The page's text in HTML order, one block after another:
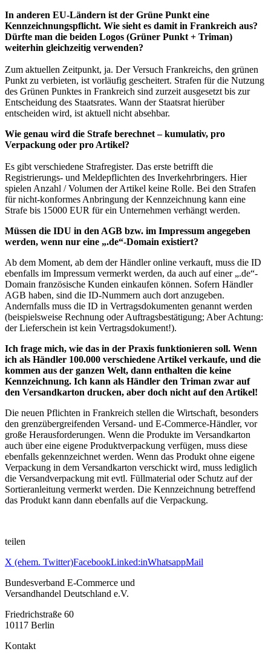
In anderen EU-Ländern ist der Grüne Punkt eine
Kennzeichnungspflicht. Wie sieht es damit in Frankreich aus?
Dürfte man die beiden Logos (Grüner Punkt + Triman)
weiterhin gleichzeitig verwenden?
Zum aktuellen Zeitpunkt, ja. Der Versuch Frankreichs, den grünen
Punkt zu verbieten, ist vorläufig gescheitert. Strafen für die Nutzung
des Grünen Punktes in Frankreich sind zurzeit ausgesetzt bis zur
Entscheidung des Staatsrates. Wann der Staatsrat hierüber
entscheiden wird, ist aktuell nicht absehbar.
Wie genau wird die Strafe berechnet – kumulativ, pro
Verpackung oder pro Artikel?
Es gibt verschiedene Strafregister. Das erste betrifft die
Registrierungs- und Meldepflichten des Inverkehrbringers. Hier
spielen Anzahl / Volumen der Artikel keine Rolle. Bei den Strafen
für nicht-konformes Anbringung der Kennzeichnung kann eine
Strafe bis 15000 EUR für ein Unternehmen verhängt werden.
Müssen die IDU in den AGB bzw. im Impressum angegeben
werden, wenn nur eine „.de“-Domain existiert?
Ab dem Moment, ab dem der Händler online verkauft, muss die ID
ebenfalls im Impressum vermerkt werden, da auch auf einer „.de“-
Domain französische Kunden einkaufen können. Sofern Händler
AGB haben, sind die ID-Nummern auch dort anzugeben.
Andernfalls muss die ID in Vertragsdokumenten genannt werden
(beispielsweise Rechnung oder Auftragsbestätigung; Aber Achtung:
der Lieferschein ist kein Vertragsdokument!).
Ich frage mich, wie das in der Praxis funktionieren soll. Wenn
ich als Händler 100.000 verschiedene Artikel verkaufe, und die
kommen aus der ganzen Welt, dann enthalten die keine
Kennzeichnung. Ich kann als Händler den Triman zwar auf
den Versandkarton drucken, aber doch nicht auf den Artikel!
Die neuen Pflichten in Frankreich stellen die Wirtschaft, besonders
den grenzübergreifenden Versand- und E-Commerce-Händler, vor
große Herausforderungen. Wenn die Produkte im Versandkarton
auch über eine eigene Produktverpackung verfügen, muss diese
ebenfalls gekennzeichnet werden. Wenn das Produkt ohne eigene
Verpackung in dem Versandkarton verschickt wird, muss lediglich
die Versandverpackung mit evtl. Füllmaterial oder Schutz auf der
Sortieranleitung vermerkt werden. Die Kennzeichnung betreffend
das Produkt kann dann ebenfalls auf die Verpackung.
teilen
X (ehem. Twitter)FacebookLinked:inWhatsappMail
Bundesverband E-Commerce und
Versandhandel Deutschland e.V.
Friedrichstraße 60
10117 Berlin
Kontakt